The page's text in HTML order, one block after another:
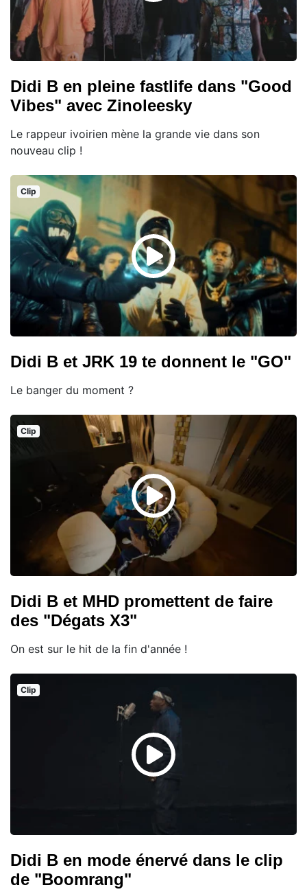
Didi B en pleine fastlife dans "Good
Vibes" avec Zinoleesky
Le rappeur ivoirien mène la grande vie dans son
nouveau clip !
Clip
Didi B et JRK 19 te donnent le "GO"
Le banger du moment ?
Clip
Didi B et MHD promettent de faire
des "Dégats X3"
On est sur le hit de la fin d'année !
Clip
Didi B en mode énervé dans le clip
de "Boomrang"